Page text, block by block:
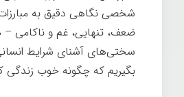
شخصی نگاهی دقیق به
ضعف، تنهایی، غم و ناکامی –
سختی‌های آشنای شرایط
بگیریم که چگونه خوب زندگی